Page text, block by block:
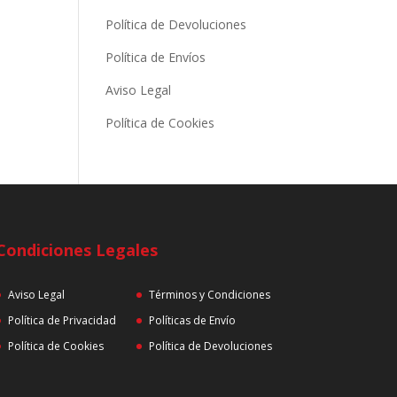
Política de Devoluciones
Política de Envíos
Aviso Legal
Política de Cookies
Legales
Aviso Legal
Política de Privacidad
Política de Cookies
Términos y Condiciones
Políticas de Envío
Política de Devoluciones